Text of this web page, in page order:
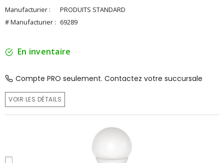
Manufacturier :
PRODUITS STANDARD
# Manufacturier : 69289
En inventaire
Compte PRO seulement. Contactez votre succursale
VOIR LES DÉTAILS